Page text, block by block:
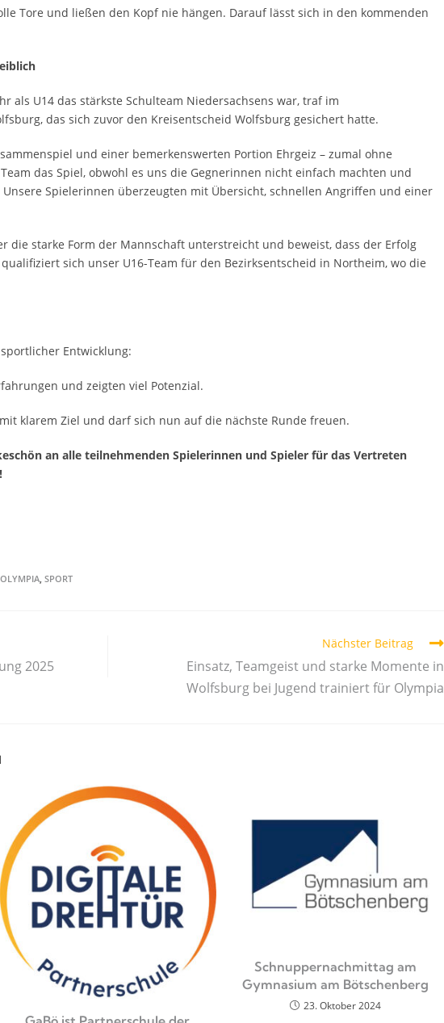
Tore und ließen den Kopf nie hängen. Darauf lässt sich in den kommenden
als U14 das stärkste Schulteam Niedersachsens war, traf im
das sich zuvor den Kreisentscheid Wolfsburg gesichert hatte.
und einer bemerkenswerten Portion Ehrgeiz – zumal ohne
das Spiel, obwohl es uns die Gegnerinnen nicht einfach machten und
Spielerinnen überzeugten mit Übersicht, schnellen Angriﬀen und einer
die starke Form der Mannschaft unterstreicht und beweist, dass der Erfolg
sich unser U16-Team für den Bezirksentscheid in Northeim, wo die
Entwicklung:
und zeigten viel Potenzial.
klarem Ziel und darf sich nun auf die nächste Runde freuen.
an alle teilnehmenden Spielerinnen und Spieler für das Vertreten
SPORT
2025
Nächster Beitrag
Einsatz, Teamgeist und starke Momente in
Wolfsburg bei Jugend trainiert für Olympia
Schnuppernachmittag am
Gymnasium am Bötschenberg
23. Oktober 2024